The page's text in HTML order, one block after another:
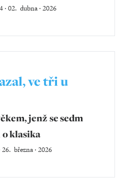
‧ 02. dubna ‧ 2026
ve tři u
jenž se sedm
klasika
26. března ‧ 2026